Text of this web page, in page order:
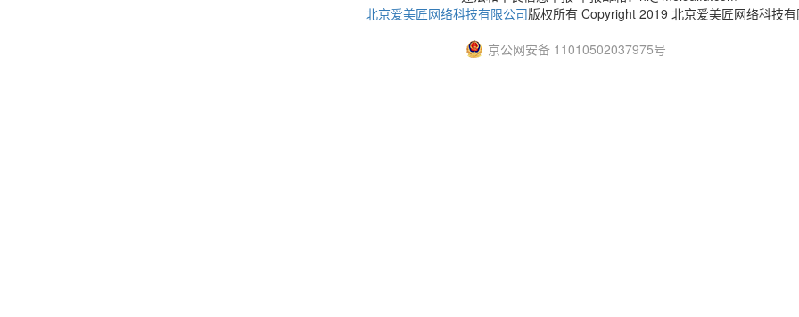
北京爱美匠网络科技有限公司版权所有 Copyright 2019 北京爱美匠网络科技
京公网安备 11010502037975号